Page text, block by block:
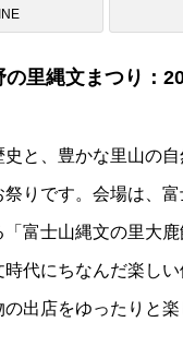
里縄文まつり：
史と、豊かな里山の
りです。会場は、富
富士山縄文の里大
代にちなんだ楽しい
の出店をゆったりと